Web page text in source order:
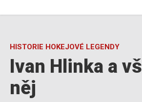
HISTORIE HOKEJOVÉ LEGENDY
Ivan Hlinka a
něj